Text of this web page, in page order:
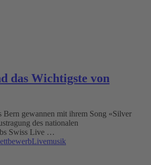
das Wichtigste von
Bern gewannen mit ihrem Song «Silver
des nationalen
Swiss Live …
Livemusik